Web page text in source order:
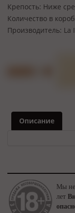
Крепость: Ниже
Количество в
Производитель: La
Описание
Мы не
лет